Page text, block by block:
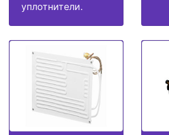
уплотнители.